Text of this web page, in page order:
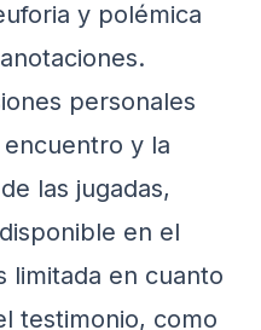
y polémica
personales
y la
las jugadas,
en el
limitada en cuanto
testimonio, como